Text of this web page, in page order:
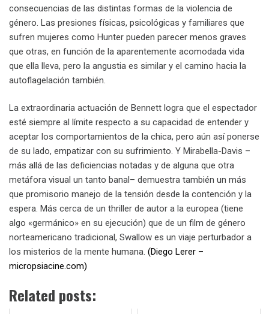
consecuencias de las distintas formas de la violencia de
género. Las presiones físicas, psicológicas y familiares que
sufren mujeres como Hunter pueden parecer menos graves
que otras, en función de la aparentemente acomodada vida
que ella lleva, pero la angustia es similar y el camino hacia la
autoflagelación también.
La extraordinaria actuación de Bennett logra que el espectador
esté siempre al límite respecto a su capacidad de entender y
aceptar los comportamientos de la chica, pero aún así ponerse
de su lado, empatizar con su sufrimiento. Y Mirabella-Davis –
más allá de las deficiencias notadas y de alguna que otra
metáfora visual un tanto banal– demuestra también un más
que promisorio manejo de la tensión desde la contención y la
espera. Más cerca de un thriller de autor a la europea (tiene
algo «germánico» en su ejecución) que de un film de género
norteamericano tradicional, Swallow es un viaje perturbador a
los misterios de la mente humana. (Diego Lerer –
micropsiacine.com)
Related posts: